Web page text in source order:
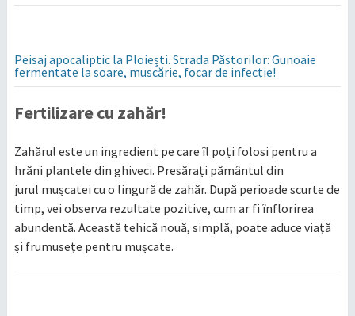
Peisaj apocaliptic la Ploiești. Strada Păstorilor: Gunoaie
fermentate la soare, muscărie, focar de infecție!
Fertilizare cu zahăr!
Zahărul este un ingredient pe care îl poți folosi pentru a
hrăni plantele din ghiveci. Presărați pământul din
jurul mușcatei cu o lingură de zahăr. După perioade scurte de
timp, vei observa rezultate pozitive, cum ar fi înflorirea
abundentă. Această tehică nouă, simplă, poate aduce viață
și frumusețe pentru mușcate.